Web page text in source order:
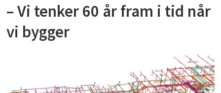
– Vi tenker 60 år fram i tid når
vi bygger